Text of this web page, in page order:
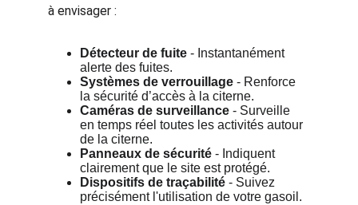
à envisager :
Détecteur de fuite - Instantanément
alerte des fuites.
Systèmes de verrouillage - Renforce
la sécurité d’accès à la citerne.
Caméras de surveillance - Surveille
en temps réel toutes les activités autour
de la citerne.
Panneaux de sécurité - Indiquent
clairement que le site est protégé.
Dispositifs de traçabilité - Suivez
précisément l'utilisation de votre gasoil.